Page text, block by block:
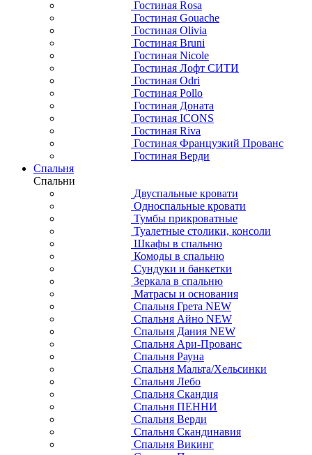
Гостиная Rosa
Гостиная Gouache
Гостиная Olivia
Гостиная Bruni
Гостиная Nicole
Гостиная Лофт СИТИ
Гостиная Odri
Гостиная Pollo
Гостиная Доната
Гостиная ICONS
Гостиная Riva
Гостиная Французкий Прованс
Гостиная Верди
Спальня
Спальни
Двуспальные кровати
Односпальные кровати
Тумбы прикроватные
Туалетные столики, консоли
Шкафы в спальню
Комоды в спальню
Сундуки и банкетки
Зеркала в спальню
Матрасы и основания
Спальня Грета NEW
Спальня Айно NEW
Спальня Дания NEW
Спальня Ари-Прованс
Спальня Рауна
Спальня Мальта/Хельсинки
Спальня Лебо
Спальня Скандия
Спальня ПЕННИ
Спальня Верди
Спальня Скандинавия
Спальня Викинг